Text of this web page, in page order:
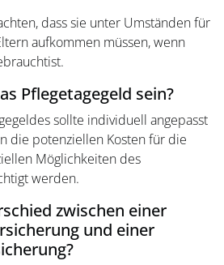
dass sie unter Umständen für
aufkommen müssen, wenn
Pflegetagegeld sein?
sollte individuell angepasst
die potenziellen Kosten für die
Möglichkeiten des
werden.
zwischen einer
und einer